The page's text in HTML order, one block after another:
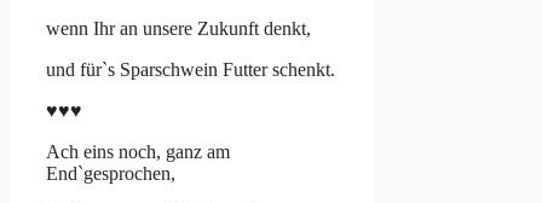
wenn Ihr an unsere Zukunft denkt,
und für`s Sparschwein Futter schenkt.
♥♥♥
Ach eins noch, ganz am
End`gesprochen,